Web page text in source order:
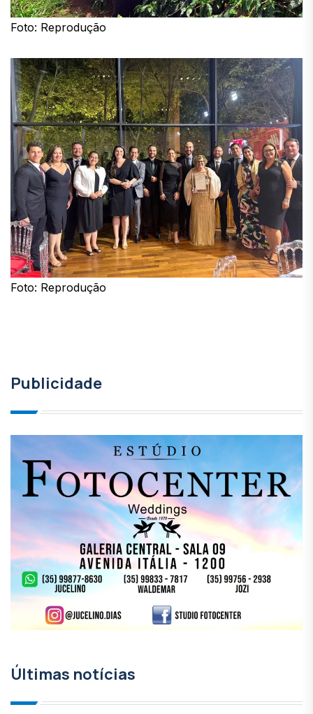
Foto: Reprodução
Foto: Reprodução
Publicidade
Últimas notícias